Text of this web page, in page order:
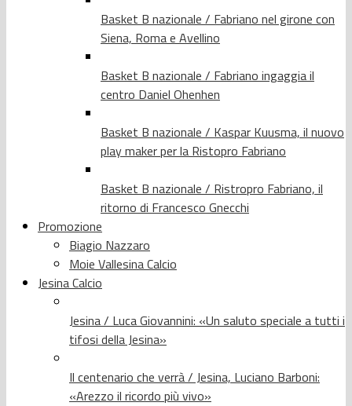
Basket B nazionale / Fabriano nel girone con
Siena, Roma e Avellino
Basket B nazionale / Fabriano ingaggia il
centro Daniel Ohenhen
Basket B nazionale / Kaspar Kuusma, il nuovo
play maker per la Ristopro Fabriano
Basket B nazionale / Ristropro Fabriano, il
ritorno di Francesco Gnecchi
Promozione
Biagio Nazzaro
Moie Vallesina Calcio
Jesina Calcio
Jesina / Luca Giovannini: «Un saluto speciale a tutti i
tifosi della Jesina»
Il centenario che verrà / Jesina, Luciano Barboni:
«Arezzo il ricordo più vivo»